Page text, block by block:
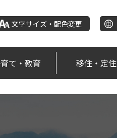
文字サイズ・配色変更
て・教育 移住・定住